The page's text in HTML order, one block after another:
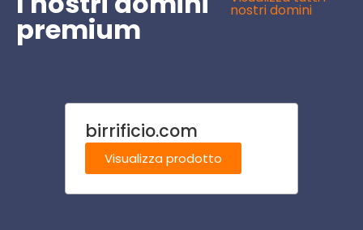
premium
nostri domini
birrificio.com
Visualizza prodotto